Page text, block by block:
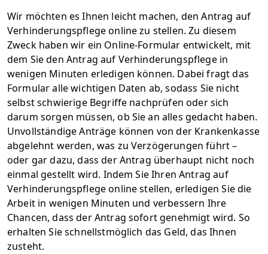
Wir möchten es Ihnen leicht machen, den Antrag auf
Verhinderungspflege online zu stellen. Zu diesem
Zweck haben wir ein Online-Formular entwickelt, mit
dem Sie den Antrag auf Verhinderungspflege in
wenigen Minuten erledigen können. Dabei fragt das
Formular alle wichtigen Daten ab, sodass Sie nicht
selbst schwierige Begriffe nachprüfen oder sich
darum sorgen müssen, ob Sie an alles gedacht haben.
Unvollständige Anträge können von der Krankenkasse
abgelehnt werden, was zu Verzögerungen führt –
oder gar dazu, dass der Antrag überhaupt nicht noch
einmal gestellt wird. Indem Sie Ihren Antrag auf
Verhinderungspflege online stellen, erledigen Sie die
Arbeit in wenigen Minuten und verbessern Ihre
Chancen, dass der Antrag sofort genehmigt wird. So
erhalten Sie schnellstmöglich das Geld, das Ihnen
zusteht.